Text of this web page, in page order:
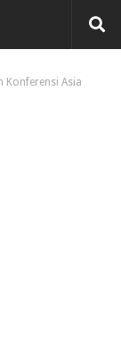
Konferensi Asia